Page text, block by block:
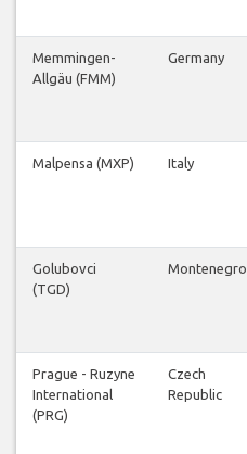
Memmingen-
Allgäu (FMM)
Germany
Malpensa (MXP) Italy
Golubovci
(TGD)
Montenegro
Prague - Ruzyne
International
(PRG)
Czech
Republic